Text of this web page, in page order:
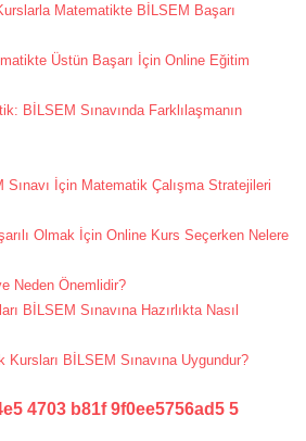
Matematikte BİLSEM Başarı
Üstün Başarı İçin Online Eğitim
BİLSEM Sınavında Farklılaşmanın
İçin Matematik Çalışma Stratejileri
Olmak İçin Online Kurs Seçerken Nelere
Neden Önemlidir?
BİLSEM Sınavına Hazırlıkta Nasıl
Kursları BİLSEM Sınavına Uygundur?